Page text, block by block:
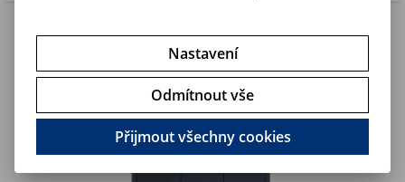
Nastavení
Odmítnout vše
Přijmout všechny cookies